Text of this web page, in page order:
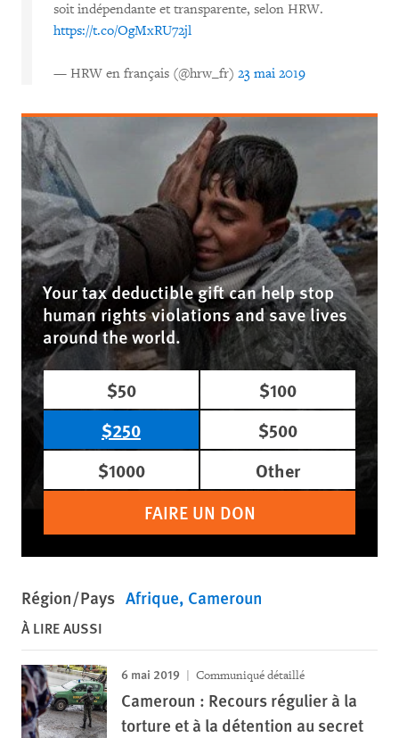
soit indépendante et transparente, selon HRW.
https://t.co/OgMxRU72jl
— HRW en français (@hrw_fr) 23 mai 2019
Your tax deductible gift can help stop
human rights violations and save lives
around the world.
$50
$100
$250
$500
$1000
Other
FAIRE UN DON
Région/Pays Afrique Cameroun
À LIRE AUSSI
6 mai 2019 Communiqué détaillé
Cameroun : Recours régulier à la
torture et à la détention au secret